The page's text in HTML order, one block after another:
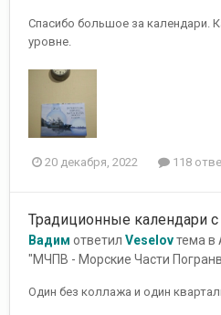
Спасибо большое за календари.
уровне.
20 декабря, 2022 118
Традиционные календари
Вадим ответил Veselovтема в
"МЧПВ - Морские Части
Один без коллажа и один